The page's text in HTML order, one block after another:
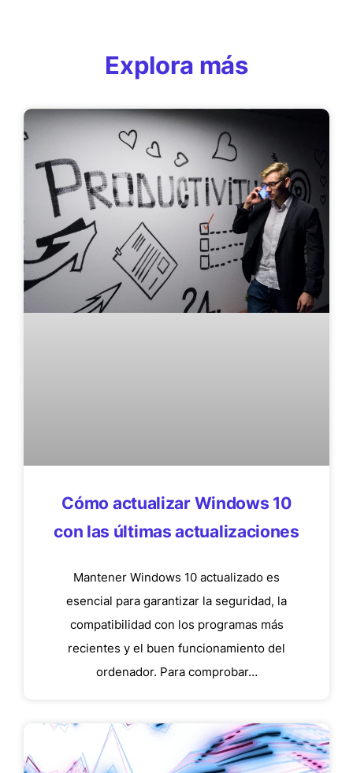
Explora más
Cómo actualizar Windows 10
con las últimas actualizaciones
Mantener Windows 10 actualizado es
esencial para garantizar la seguridad, la
compatibilidad con los programas más
recientes y el buen funcionamiento del
ordenador. Para comprobar…